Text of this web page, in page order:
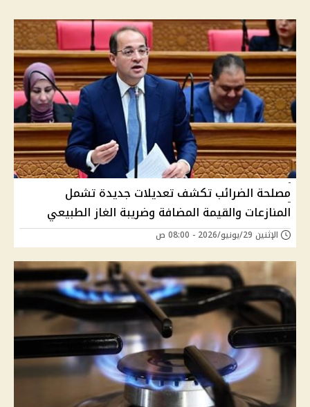
مصلحة الضرائب تكشف تعديلات جديدة تشمل
المنازعات والقيمة المضافة وضريبة الغاز الطبيعي
الإثنين 29/يونيو/2026 - 08:00 ص